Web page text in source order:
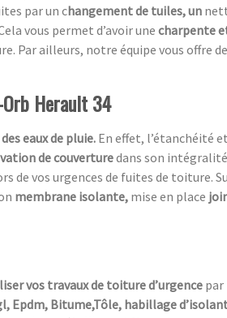
par un changement de tuiles, un
vous permet d’avoir une charpente
ailleurs, notre équipe vous offre
Herault 34
eaux de pluie.En effet, l’étanchéité
de couverturedans son intégralité
de vos urgences de fuites de toiture.
membrane isolante, mise en place
vos travaux de toiture d’urgence par
Epdm, Bitume,Tôle, habillage